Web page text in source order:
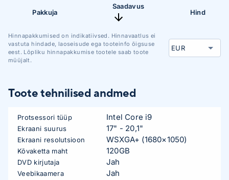
Pakkuja
Saadavus
Hind
Hinnapakkumised on indikatiivsed. Hinnavaatlus ei
vastuta hindade, laoseisude ega tooteinfo õigsuse
eest. Lõpliku hinnapakkumise tootele saab toote
müüjalt.
Toote tehnilised andmed
Protsessori tüüp Intel Core i9
Ekraani suurus 17" - 20,1"
Ekraani resolutsioon WSXGA+ (1680×1050)
Kõvaketta maht 120GB
DVD kirjutaja Jah
Veebikaamera Jah